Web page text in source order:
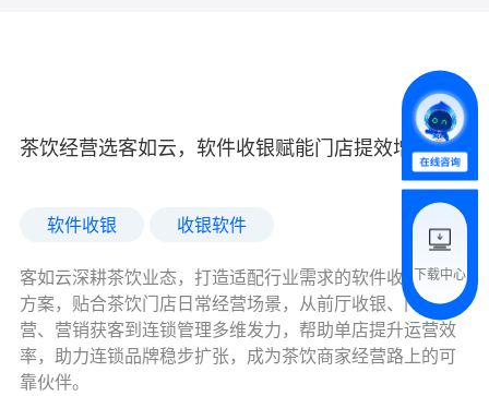
茶饮经营选客如云，软件收银赋能门店提效增收
软件收银 收银软件
客如云深耕茶饮业态，打造适配行业需求的软件收银解决
方案，贴合茶饮门店日常经营场景，从前厅收银、门店运
营、营销获客到连锁管理多维发力，帮助单店提升运营效
率，助力连锁品牌稳步扩张，成为茶饮商家经营路上的可
靠伙伴。
下载中心
预约试用
我是老客户，了解最新优惠